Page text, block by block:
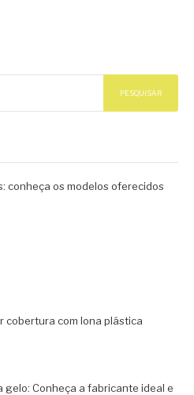
PESQUISAR
conheça os modelos oferecidos
cobertura com lona plástica
gelo: Conheça a fabricante ideal e